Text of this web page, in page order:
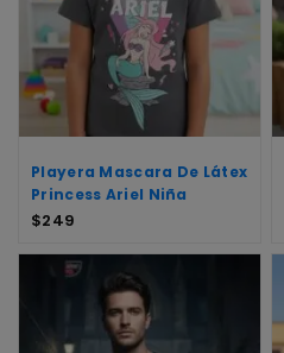
Playera Mascara De Látex
Princess Ariel Niña
$249